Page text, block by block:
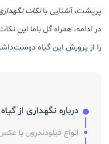
پرپشت، آشنایی بانکات
در ادامه، همراه گل باما این
را از پرورش این گیاه
درباره نگهداری از
انواع فیلودندرون با